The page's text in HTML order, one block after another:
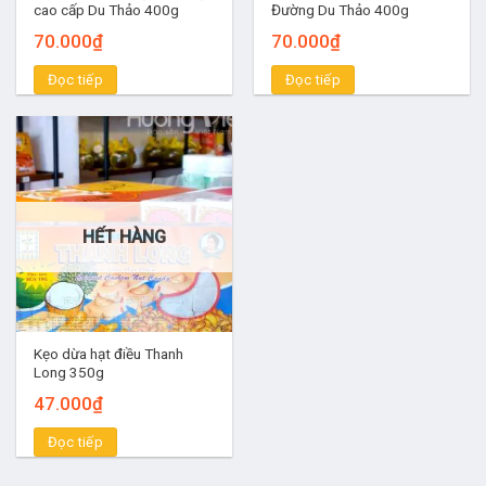
Loại kẹo mới của thương hiệu Thanh Long – Kẹo dừa khoai
môn mềm dẻo. Thành phần kẹo chủ yếu từ nước cốt dừa
nguyên chất, khoai môn đậm đà hương vị riêng. Thêm một
và đặc biệt.
Kẹo dừa hạt điều
Loại kẹo cao cấp với nguyên liệu hạt điều béo ngậy và tốt
cho sức khỏe. Nước cốt dừa nguyên chất, mạch nha, đường
cát tạo nên hương vị độc đáo, khẳng định vị thế đặc sản
kẹo dừa Bến Tre. Bao bì hộp giấy sang trọng, vừa ngon lại
vừa bắt mắt.
Kẹo dừa nguyên chất không sầu riêng
Nếu bạn không yêu thích hương vị sầu riêng thì sao không
thử loại kẹo dừa nguyên chất từ nhà sản xuất Thanh Long.
cao cấp Du Thảo 400g
70.000₫
Đọc tiếp
Đường Du Thảo 400g
70.000₫
Đọc tiếp
HẾT HÀNG
Kẹo dừa hạt điều Thanh
Long 350g
47.000₫
Đọc tiếp